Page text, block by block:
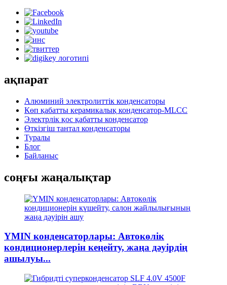
ақпарат
Алюминий электролиттік конденсаторы
Көп қабатты керамикалық конденсатор-MLCC
Электрлік қос қабатты конденсатор
Өткізгіш тантал конденсаторы
Туралы
Блог
Байланыс
соңғы жаңалықтар
YMIN конденсаторлары: Автокөлік
кондиционерлерін кеңейту, жаңа дәуірдің
ашылуы...